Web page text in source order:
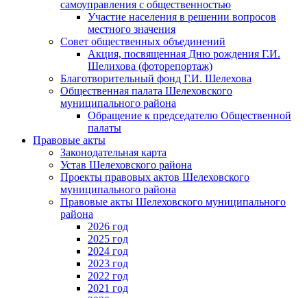
самоуправления с общественностью
Участие населения в решении вопросов
местного значения
Совет общественных объединений
Акция, посвященная Дню рождения Г.И.
Шелихова (фоторепортаж)
Благотворительный фонд Г.И. Шелехова
Общественная палата Шелеховского
муниципального района
Обращение к председателю Общественной
палаты
Правовые акты
Законодательная карта
Устав Шелеховского района
Проекты правовых актов Шелеховского
муниципального района
Правовые акты Шелеховского муниципального
района
2026 год
2025 год
2024 год
2023 год
2022 год
2021 год